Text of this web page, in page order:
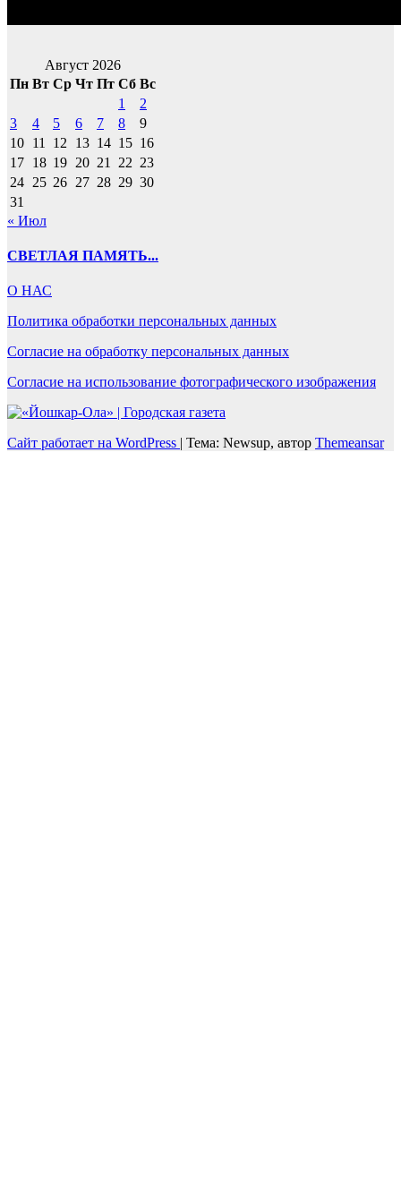
Август 2026
Пн Вт Ср Чт Пт Сб Вс
1
2
3
4 5 6 7 8
9
10 11 12 13 14 15 16
17 18 19 20 21 22 23
24 25 26 27 28 29 30
31
« Июл
СВЕТЛАЯ ПАМЯТЬ...
О НАС
Политика обработки персональных данных
Согласие на обработку персональных данных
Согласие на использование фотографического изображения
Сайт работает на WordPress | Тема: Newsup, автор Themeansar